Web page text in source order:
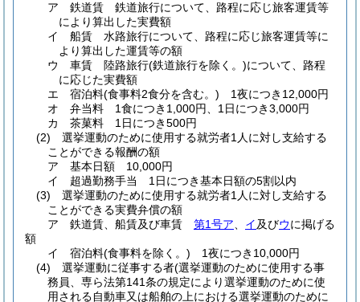
ア
鉄道賃 鉄道旅行について、路程に応じ旅客運賃等
により算出した実費額
イ
船賃 水路旅行について、路程に応じ旅客運賃等に
より算出した運賃等の額
ウ
車賃 陸路旅行(鉄道旅行を除く。)について、路程
に応じた実費額
エ
宿泊料(食事料2食分を含む。) 1夜につき12,000円
オ
弁当料 1食につき1,000円、1日につき3,000円
カ
茶菓料 1日につき500円
(2)
選挙運動のために使用する就労者1人に対し支給する
ことができる報酬の額
ア
基本日額 10,000円
イ
超過勤務手当 1日につき基本日額の5割以内
(3)
選挙運動のために使用する就労者1人に対し支給する
ことができる実費弁償の額
ア
鉄道賃、船賃及び車賃 第1号ア イ及びウに掲げる
額
イ
宿泊料(食事料を除く。) 1夜につき10,000円
(4)
選挙運動に従事する者(選挙運動のために使用する事
務員、専ら法第141条の規定により選挙運動のために使
用される自動車又は船舶の上における選挙運動のために